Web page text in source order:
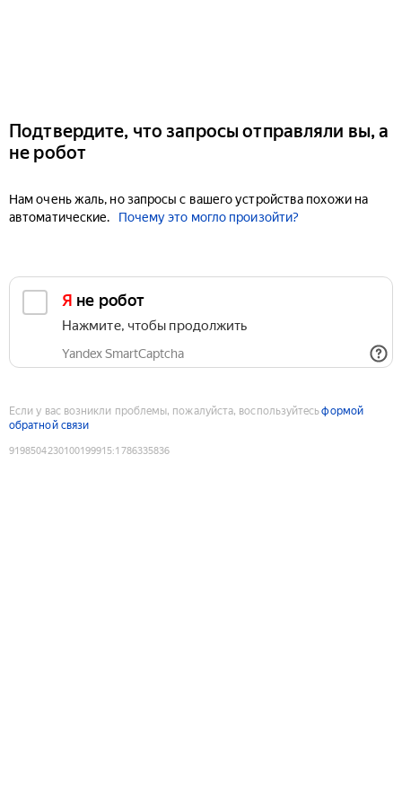
Подтвердите, что запросы отправляли вы, а
не робот
Нам очень жаль, но запросы с вашего устройства похожи на
автоматические.
Почему это могло произойти?
Я не робот
Нажмите, чтобы продолжить
Yandex SmartCaptcha
Если у вас возникли проблемы, пожалуйста, воспользуйтесьформой
обратной связи
9198504230100199915:1786335836